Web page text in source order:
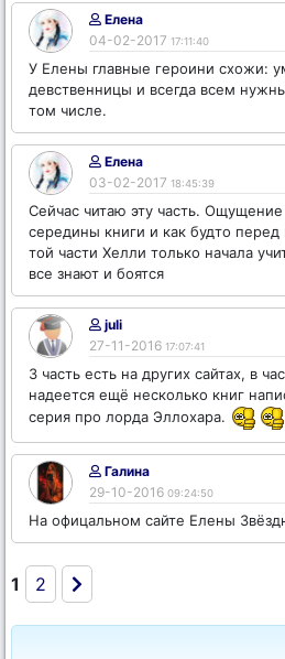
Елена
04-02-2017 17:11:40
У Елены главные героини схожи:
девственницы и всегда всем
том числе.
Елена
03-02-2017 18:45:39
Сейчас читаю эту часть. Ощущение
середины книги и как будто
той части Хелли только начала
все знают и боятся
juli
27-11-2016 17:07:41
3 часть есть на других сайтах, в
надеется ещё несколько книг
серия про лорда Эллохара.
Галина
29-10-2016 09:24:50
На офицальном сайте Елены
1 2